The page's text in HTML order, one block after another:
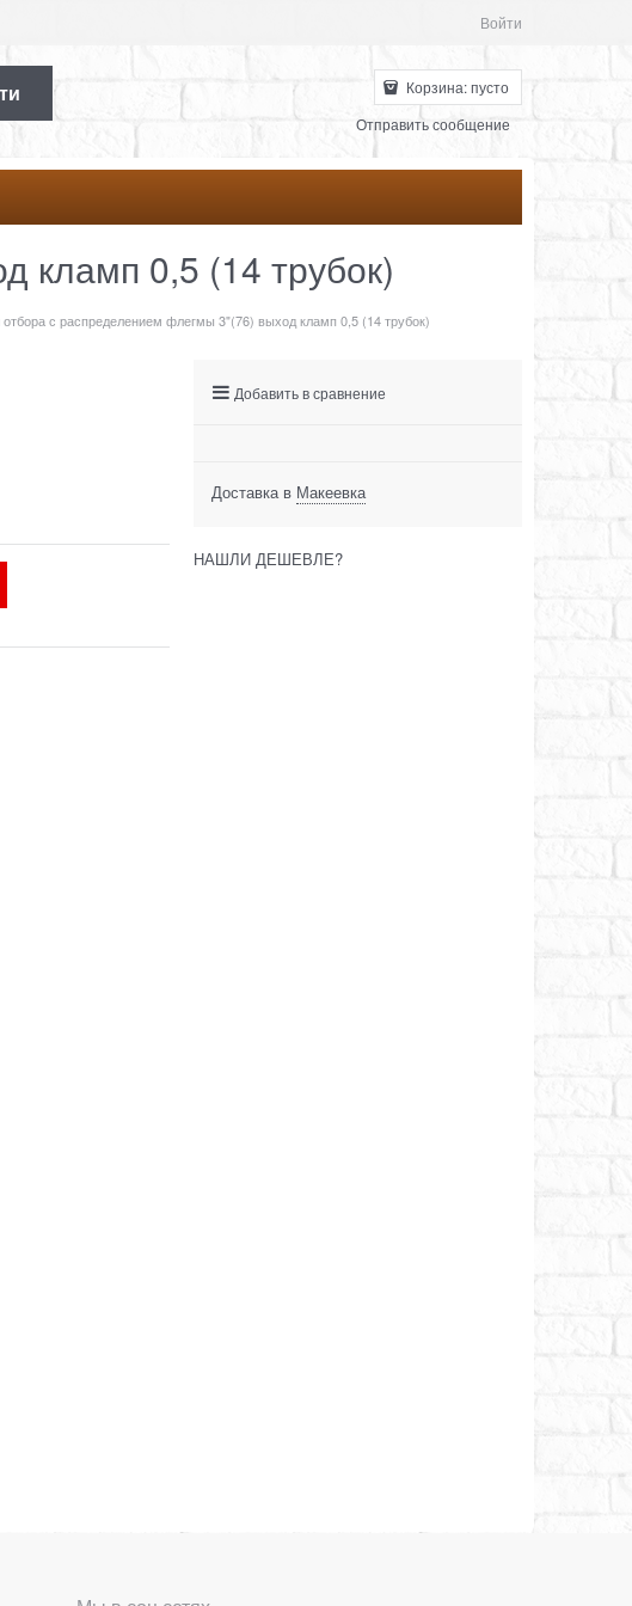
Войти
Корзина:пусто
Отправить сообщение
кламп 0,5 (14 трубок)
отбора с распределением флегмы 3"(76) выход кламп 0,5 (14 трубок)
Добавить в сравнение
Доставка в Макеевка
НАШЛИ ДЕШЕВЛЕ?